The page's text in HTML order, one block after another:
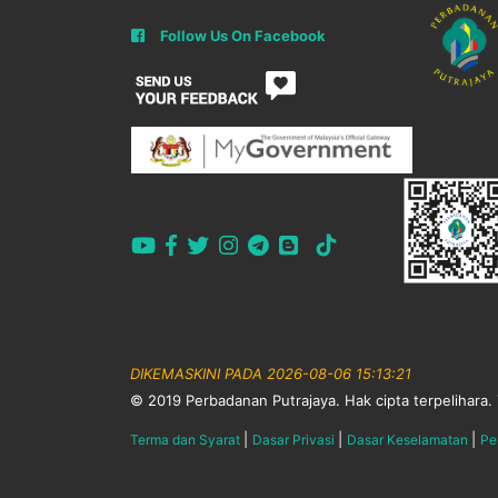
Follow Us On Facebook
DIKEMASKINI PADA 2026-08-06 15:13:21
© 2019 Perbadanan Putrajaya. Hak cipta
Terma dan Syarat Dasar Privasi Dasar Keselamatan